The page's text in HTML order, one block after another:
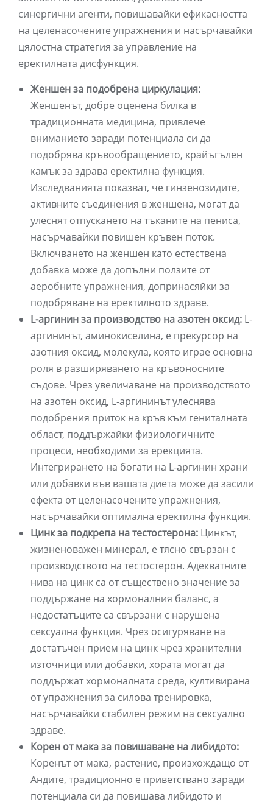
синергични агенти, повишавайки ефикасността
на целенасочените упражнения и насърчавайки
цялостна стратегия за управление на
еректилната дисфункция.
Женшен за подобрена циркулация:
Женшенът, добре оценена билка в
традиционната медицина, привлече
вниманието заради потенциала си да
подобрява кръвообращението, крайъгълен
камък за здрава еректилна функция.
Изследванията показват, че гинзенозидите,
активните съединения в женшена, могат да
улеснят отпускането на тъканите на пениса,
насърчавайки повишен кръвен поток.
Включването на женшен като естествена
добавка може да допълни ползите от
аеробните упражнения, допринасяйки за
подобряване на еректилното здраве.
L-аргинин за производство на азотен оксид: L-
аргининът, аминокиселина, е прекурсор на
азотния оксид, молекула, която играе основна
роля в разширяването на кръвоносните
съдове. Чрез увеличаване на производството
на азотен оксид, L-аргининът улеснява
подобрения приток на кръв към гениталната
област, поддържайки физиологичните
процеси, необходими за ерекцията.
Интегрирането на богати на L-аргинин храни
или добавки във вашата диета може да засили
ефекта от целенасочените упражнения,
насърчавайки оптимална еректилна функция.
Цинк за подкрепа на тестостерона: Цинкът,
жизненоважен минерал, е тясно свързан с
производството на тестостерон. Адекватните
нива на цинк са от съществено значение за
поддържане на хормоналния баланс, а
недостатъците са свързани с нарушена
сексуална функция. Чрез осигуряване на
достатъчен прием на цинк чрез хранителни
източници или добавки, хората могат да
поддържат хормоналната среда, култивирана
от упражнения за силова тренировка,
насърчавайки стабилен режим на сексуално
здраве.
Корен от мака за повишаване на либидото:
Коренът от мака, растение, произхождащо от
Андите, традиционно е приветствано заради
потенциала си да повишава либидото и